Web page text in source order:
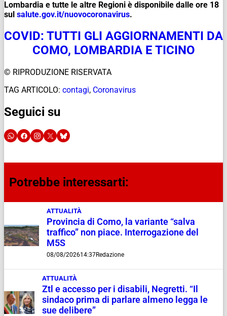
Lombardia e tutte le altre Regioni è disponibile dalle ore 18
sul salute.gov.it/nuovocoronavirus.
COVID: TUTTI GLI AGGIORNAMENTI DA
COMO, LOMBARDIA E TICINO
© RIPRODUZIONE RISERVATA
TAG ARTICOLO: contagi, Coronavirus
Seguici su
Potrebbe interessarti:
ATTUALITÀ
Provincia di Como, la variante “salva
traffico” non piace. Interrogazione del
M5S
08/08/202614:37Redazione
ATTUALITÀ
Ztl e accesso per i disabili, Negretti. “Il
sindaco prima di parlare almeno legga le
sue delibere”